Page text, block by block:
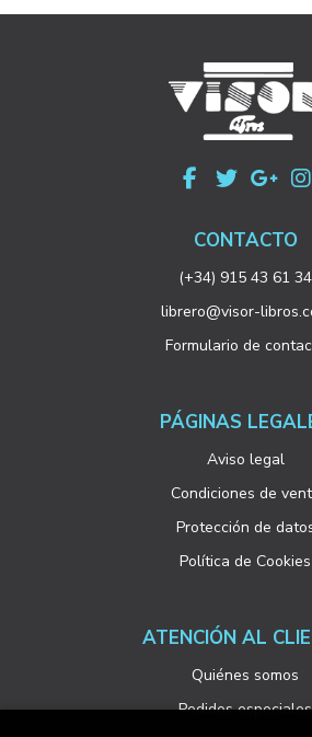
CONTACTO
(+34) 915 43 61 34
librero@visor-
Formulario de
PÁGINAS
Aviso legal
Condiciones de
Protección de
Política de Cookies
ATENCIÓN AL
Quiénes somos
Pedidos especiales